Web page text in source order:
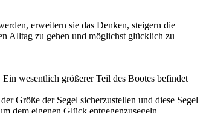
erweitern sie das Denken, steigern die
Alltag zu gehen und möglichst glücklich zu
wesentlich größerer Teil des Bootes befindet
Größe der Segel sicherzustellen und diese Segel